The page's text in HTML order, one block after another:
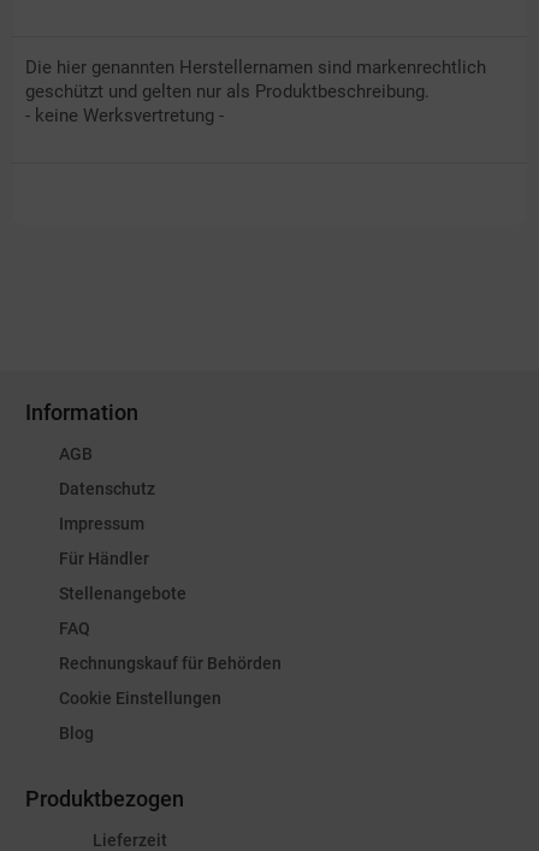
Die hier genannten Herstellernamen sind markenrechtlich
geschützt und gelten nur als Produktbeschreibung.
- keine Werksvertretung -
Information
AGB
Datenschutz
Impressum
Für Händler
Stellenangebote
FAQ
Rechnungskauf für Behörden
Cookie Einstellungen
Blog
Produktbezogen
Lieferzeit